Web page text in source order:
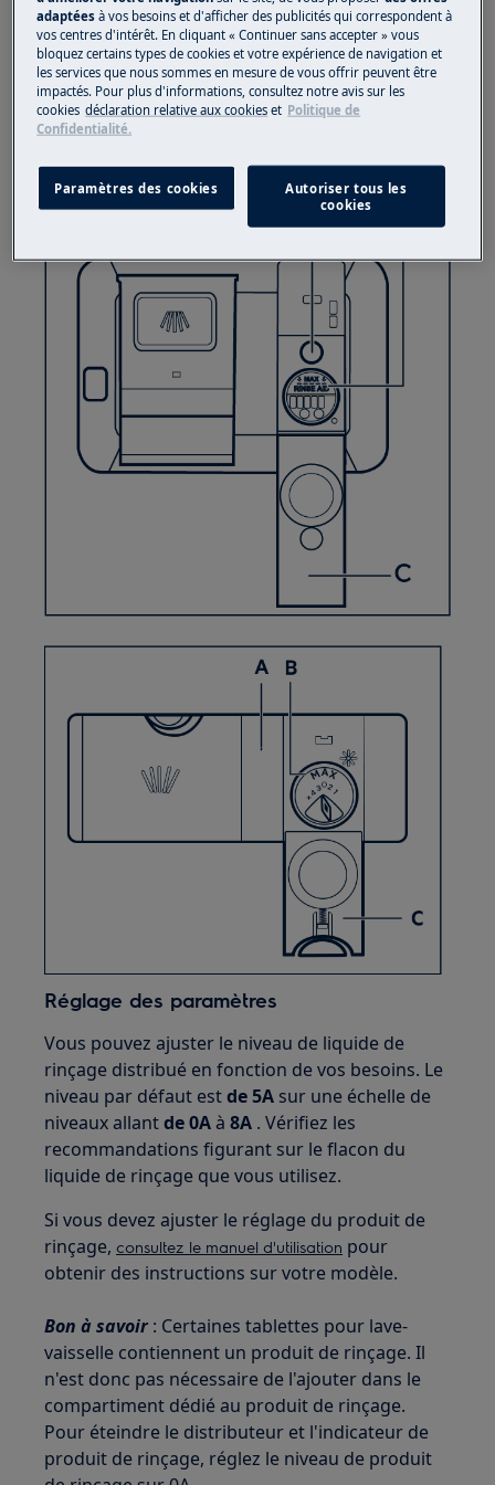
3.Éliminez tout liquide de rinçage renversé avec
un chiffon absorbant pour éviter la formation
excessive de mousse.
4.Fermez le couvercle. Assurez-vous que le
Réglage des paramètres
Vous pouvez ajuster le niveau de liquide de
rinçage distribué en fonction de vos besoins. Le
niveau par défaut estde 5A sur une échelle de
niveaux allantde 0Aà8A . Vérifiez les
recommandations figurant sur le flacon du
liquide de rinçage que vous utilisez.
Si vous devez ajuster le réglage du produit de
rinçage,consultez le manuel d'utilisation pour
obtenir des instructions sur votre modèle.
Bon à savoir: Certaines tablettes pour lave-
vaisselle contiennent un produit de rinçage. Il
n'est donc pas nécessaire de l'ajouter dans le
compartiment dédié au produit de rinçage.
Pour éteindre le distributeur et l'indicateur de
produit de rinçage, réglez le niveau de produit
adaptées à vos besoins et d'afficher des publicités qui correspondent à
vos centres d'intérêt. En cliquant « Continuer sans accepter » vous
bloquez certains types de cookies et votre expérience de navigation et
les services que nous sommes en mesure de vous offrir peuvent être
impactés. Pour plus d'informations, consultez notre avis sur les
cookies déclaration relative aux cookies et Politique de
Confidentialité.
Paramètres des cookies
Autoriser tous les
cookies